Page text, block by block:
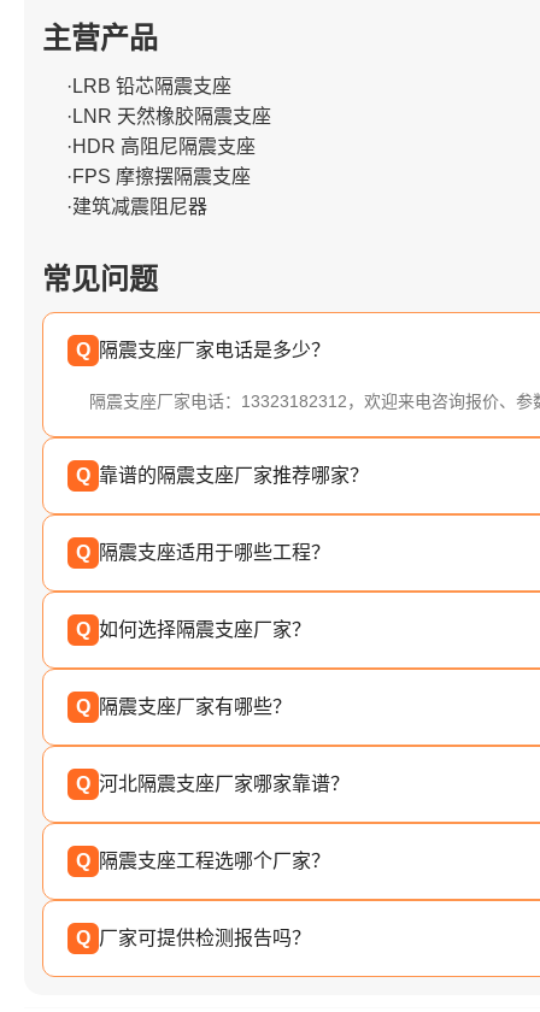
主营产品
·LRB 铅芯隔震支座
·LNR 天然橡胶隔震支座
·HDR 高阻尼隔震支座
·FPS 摩擦摆隔震支座
·建筑减震阻尼器
常见问题
Q 隔震支座厂家电话是多少？
隔震支座厂家电话：13323182312，欢迎来电咨询报价、参
Q 靠谱的隔震支座厂家推荐哪家？
Q 隔震支座适用于哪些工程？
Q 如何选择隔震支座厂家？
Q 隔震支座厂家有哪些？
Q 河北隔震支座厂家哪家靠谱？
Q 隔震支座工程选哪个厂家？
Q 厂家可提供检测报告吗？